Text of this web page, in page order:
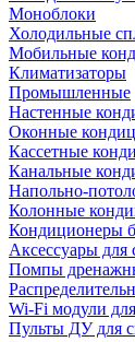
Моноблоки
Холодильные
Мобильные
Климатизаторы
Промышленные
Настенные
Оконные
Кассетные
Канальные
Напольно-
Колонные
Кондиционеры
Аксессуары для
Помпы
Wi-Fi модули
Пульты ДУ для